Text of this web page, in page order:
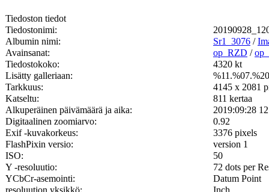
Tiedoston tiedot
Tiedostonimi:
Albumin nimi:
Sr1_3076 /
Avainsanat:
op_RZD /
Tiedostokoko:
4320 kt
Lisätty galleriaan:
Tarkkuus:
4145 x 2081
Katseltu:
811 kertaa
Alkuperäinen päivämäärä ja aika:
2019:09:28
Digitaalinen zoomiarvo:
0.92
Exif -kuvakorkeus:
3376 pixels
FlashPixin versio:
version 1
ISO:
50
Y -resoluutio:
72 dots per
YCbCr-asemointi:
Datum Point
resoluution yksikkö:
Inch